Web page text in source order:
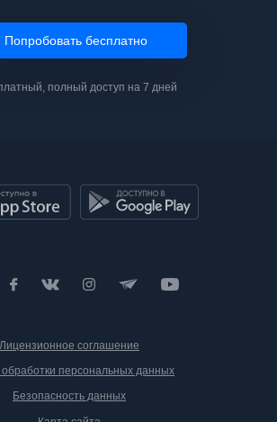
Лицензионное соглашение
обработки персональных данных
Безопасность данных
Попробовать бесплатно
полный доступ на 7 дней